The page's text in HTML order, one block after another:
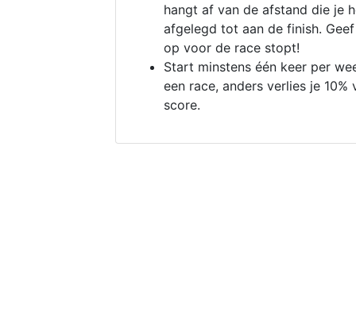
hangt af van de afstand die je
afgelegd tot aan de finish.
op voor de race stopt!
Start minstens één keer per
een race, anders verlies je 10%
score.